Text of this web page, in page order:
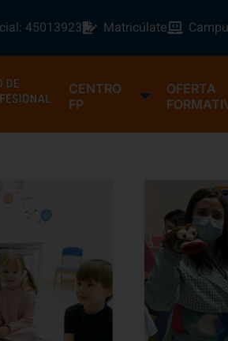
45013923 Matricúlate
CENTRO
FP
OFERTA